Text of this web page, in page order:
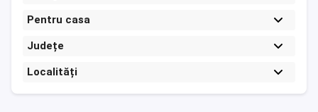
Pentru casa
Județe
Localități